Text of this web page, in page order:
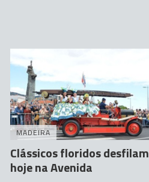
MADEIRA
Clássicos floridos desfilam
hoje na Avenida